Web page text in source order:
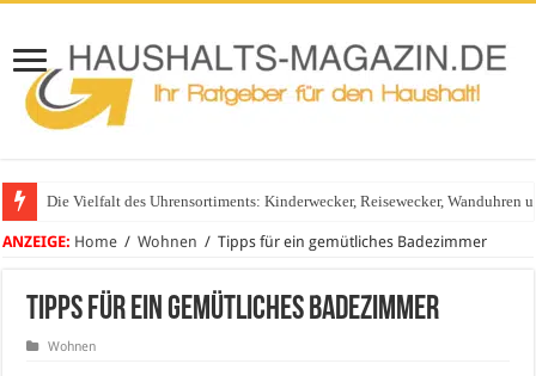
Die Vielfalt des Uhrensortiments: Kinderwecker, Reisewecker, Wanduhren
ANZEIGE: Home / Wohnen / Tipps für ein gemütliches Badezimmer
Tipps für ein gemütliches Badezimmer
Wohnen